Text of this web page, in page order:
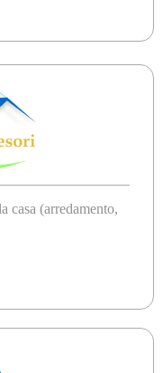
casa (arredamento,